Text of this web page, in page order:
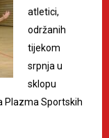
atletici,
održanih
tijekom
srpnja u
sklopu
Plazma Sportskih